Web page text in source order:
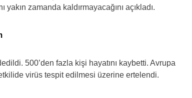
zamanda kaldırmayacağını açıkladı.
500’den fazla kişi hayatını kaybetti. Avrupa
virüs tespit edilmesi üzerine ertelendi.